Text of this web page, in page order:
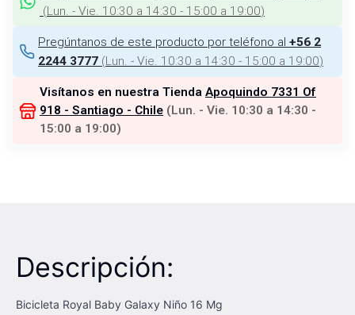
(Lun. - Vie. 10:30 a 14:30 - 15:00 a 19:00)
Pregúntanos de este producto por teléfono al +56 2
2244 3777 (Lun. - Vie. 10:30 a 14:30 - 15:00 a 19:00)
Visítanos en nuestra Tienda Apoquindo 7331 Of
918 - Santiago - Chile (Lun. - Vie. 10:30 a 14:30 -
15:00 a 19:00)
Descripción:
Bicicleta Royal Baby Galaxy Niño 16 Mg